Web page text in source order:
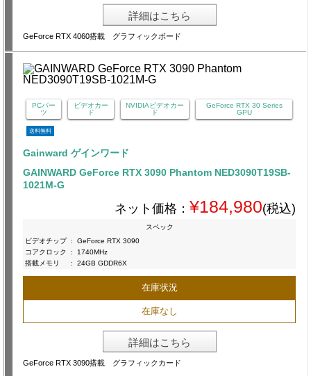
詳細はこちら
GeForce RTX 4060搭載 グラフィックボード
PCパー
ツ
ビデオカー
ド
NVIDIAビデオカー
ド
GeForce RTX 30 Series
GPU
送料無料
Gainward ゲインワード
GAINWARD GeForce RTX 3090 Phantom NED3090T19SB-
1021M-G
ネット価格： ¥184,980(税込)
スペック
ビデオチップ :
GeForce RTX 3090
コアクロック
:
1740MHz
搭載メモリ
: 24GB GDDR6X
在庫状況
在庫なし
詳細はこちら
GeForce RTX 3090搭載 グラフィックカード